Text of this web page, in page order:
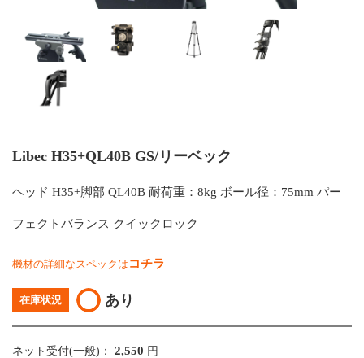
Libec H35+QL40B GS/リーベック
ヘッド H35+脚部 QL40B 耐荷重：8kg ボール径：75mm パー
フェクトバランス クイックロック
機材の詳細なスペックは コチラ
在庫状況 あり
ネット受付(一般)： 2,550 円